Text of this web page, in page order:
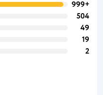
999+
504
49
19
2